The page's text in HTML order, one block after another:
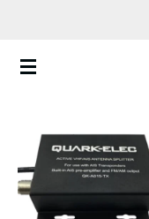
contenu